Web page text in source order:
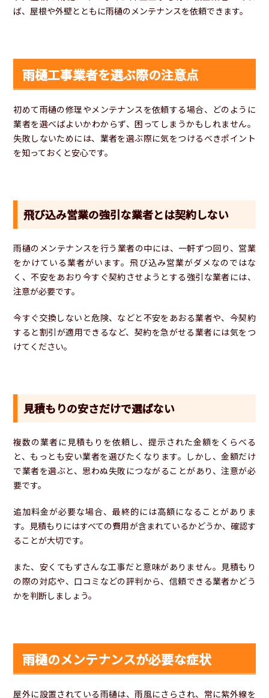
ば、屋根や外壁とともに雨樋のメンテナンスを依頼できます。
雨樋工事業者を選ぶ際の注意点
初めて雨樋の修理やメンテナンスを依頼する場合、どのように
業者を選べばよいかわからず、困ってしまうかもしれません。
失敗しないためには、業者を選ぶ際に気をつけるべきポイント
を知っておくと安心です。
飛び込み営業の強引な業者とは契約しない
雨樋のメンテナンスを行う業者の中には、一軒ずつ回り、営業
をかけている業者がいます。飛び込み営業がダメなのではな
く、不安をあおり今すぐ契約させようとする強引な業者には、
注意が必要です。
今すぐ交換しないと危険、などと不安をあおる業者や、今契約
すると割引が適用できるなど、契約を急がせる業者には気をつ
けてください。
見積もりの安さだけで選ばない
複数の業者に見積もりを依頼し、提示された金額をくらべる
と、もっとも安い業者を選びたくなります。しかし、金額だけ
で業者を選ぶと、思わぬ失敗につながることがあり、注意が必
要です。
追加料金が必要な場合、最終的には高額になることがありま
す。見積もりにはすべての費用が含まれているかどうか、確認す
ることが大切です。
また、安くてもずさんな工事だと意味がありません。見積もり
の際の対応や、口コミなどの評判から、信頼できる業者かどう
かを判断しましょう。
雨樋のメンテナンスが必要な症状
屋外に設置されている雨樋は、雨風にさらされ、常に紫外線を